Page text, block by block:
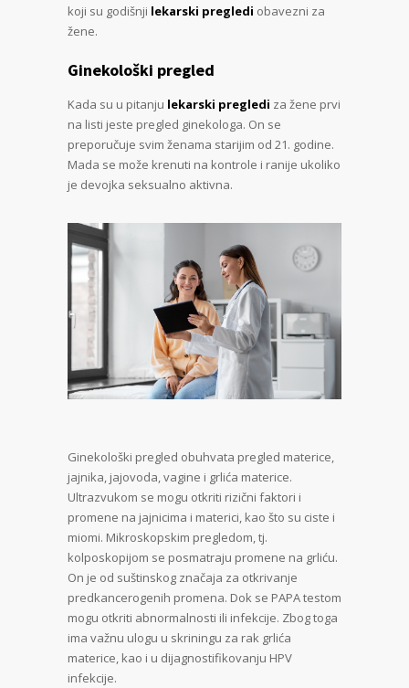
koji su godišnji lekarski pregledi obavezni za
žene.
Ginekološki pregled
Kada su u pitanju lekarski pregledi za žene prvi
na listi jeste pregled ginekologa. On se
preporučuje svim ženama starijim od 21. godine.
Mada se može krenuti na kontrole i ranije ukoliko
je devojka seksualno aktivna.
Ginekološki pregled obuhvata pregled materice,
jajnika, jajovoda, vagine i grlića materice.
Ultrazvukom se mogu otkriti rizični faktori i
promene na jajnicima i materici, kao što su ciste i
miomi. Mikroskopskim pregledom, tj.
kolposkopijom se posmatraju promene na grliću.
On je od suštinskog značaja za otkrivanje
predkancerogenih promena. Dok se PAPA testom
mogu otkriti abnormalnosti ili infekcije. Zbog toga
ima važnu ulogu u skriningu za rak grlića
materice, kao i u dijagnostifikovanju HPV
infekcije.